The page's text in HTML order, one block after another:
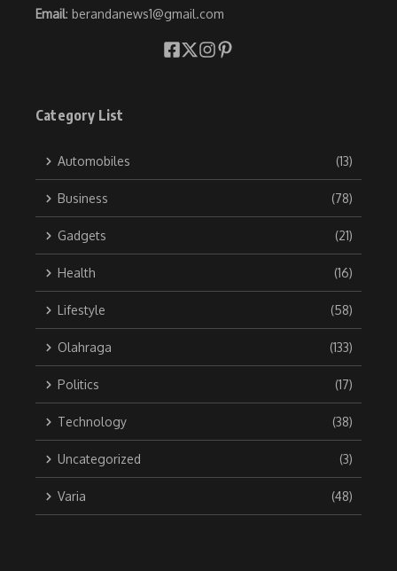
Email: berandanews1@gmail.com
Category List
Automobiles (13)
Business (78)
Gadgets (21)
Health (16)
Lifestyle (58)
Olahraga (133)
Politics (17)
Technology (38)
Uncategorized (3)
Varia (48)